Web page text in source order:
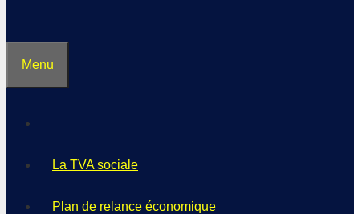
Menu
La TVA sociale
Plan de relance économique